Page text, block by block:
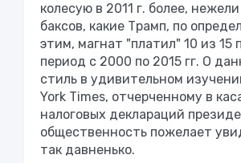
колесую в 2011 г. более,
баксов, какие Трамп, по
этим, магнат "платил" 10 из 15
период с 2000 по 2015 гг. О
стиль в удивительном
York Times, отчерченному в
налоговых деклараций
общественность пожелает
так давненько.